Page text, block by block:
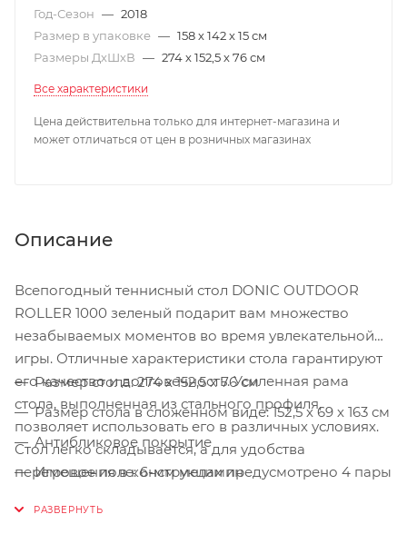
Год-Сезон — 2018
Размер в упаковке — 158 х 142 х 15 см
Размеры ДхШхВ — 274 х 152,5 х 76 см
Все характеристики
Цена действительна только для интернет-магазина и
может отличаться от цен в розничных магазинах
Описание
Всепогодный теннисный стол DONIC OUTDOOR
ROLLER 1000 зеленый подарит вам множество
незабываемых моментов во время увлекательной
игры. Отличные характеристики стола гарантируют
его качество и долговечность. Усиленная рама
стола, выполненная из стального профиля,
позволяет использовать его в различных условиях.
Стол легко складывается, а для удобства
перемещения в конструкции предусмотрено 4 пары
одиночной игры. Сетка не требует демонтажа при
Размер стола: 274 х 152,5 х 76 см
Размер стола в сложенном виде: 152,5 х 69 х 163 см
Антибликовое покрытие
Игровое поле: 6-мм меламин
Вес: 74 кг